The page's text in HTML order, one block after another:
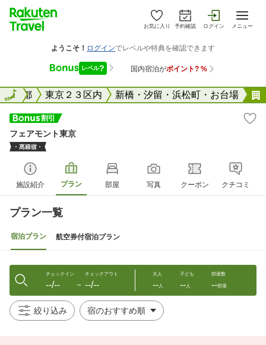
お気に入り 予約確認 ログイン メニュー
東京都 東京２３区内 新橋・汐留・浜松町・お台場
全国
フェアモント東京
施設紹介 プラン 部屋 写真 クーポン クチコミ
プラン一覧
宿泊プラン 航空券付宿泊プラン
チェックイン
--/-- 〜
チェックアウト
--/--
大人
--人
子ども
--人
部屋数
--部屋
絞り込み